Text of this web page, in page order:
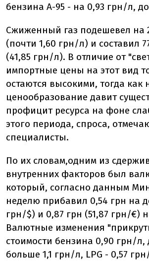
бензина А-95 - на 0,93 грн/л,
Сжиженный газ подешевел на
(почти 1,60 грн/л) и составил
(41,85 грн/л). В отличие от
импортные цены на этот вид
остаются высокими, тогда как
ценообразование давит
профицит ресурса на фоне
этого периода, спроса,
специалисты.
По их словам,одним из
внутренних факторов был
который, согласно данным
неделю прибавил 0,54 грн на
грн/$) и 0,87 грн (51,87 грн/€)
Валютные изменения
стоимости бензина 0,90 грн/л,
больше 1,1 грн/л, LPG - 0,57